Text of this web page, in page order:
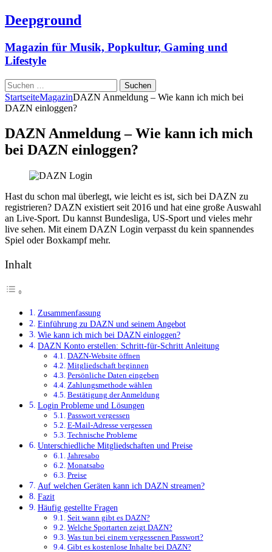
Deepground
Magazin für Musik, Popkultur, Gaming und
Lifestyle
Suchen
nach:
StartseiteMagazinDAZN Anmeldung – Wie kann ich mich bei
DAZN einloggen?
DAZN Anmeldung – Wie kann ich mich
bei DAZN einloggen?
Hast du schon mal überlegt, wie leicht es ist, sich bei DAZN zu
registrieren? DAZN existiert seit 2016 und hat eine große Auswahl
an Live-Sport. Du kannst Bundesliga, US-Sport und vieles mehr
live sehen. Mit einem DAZN Login verpasst du kein spannendes
Spiel oder Boxkampf mehr.
Inhalt
Zusammenfassung
Einführung zu DAZN und seinem Angebot
Wie kann ich mich bei DAZN einloggen?
DAZN Konto erstellen: Schritt-für-Schritt Anleitung
DAZN-Website öffnen
Mitgliedschaft beginnen
Persönliche Daten eingeben
Zahlungsmethode wählen
Bestätigung der Anmeldung
Login Probleme und Lösungen
Passwort vergessen
E-Mail-Adresse vergessen
Technische Probleme
Unterschiedliche Mitgliedschaften und Preise
Jahresabo
Monatsabo
Preise
Auf welchen Geräten kann ich DAZN streamen?
Fazit
Häufig gestellte Fragen
Seit wann gibt es DAZN?
Welche Sportarten zeigt DAZN?
Was tun bei einem vergessenen Passwort?
Gibt es kostenlose Inhalte bei DAZN?